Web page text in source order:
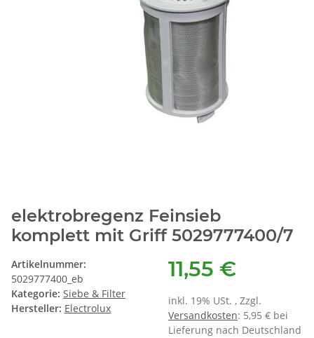
elektrobregenz Feinsieb
komplett mit Griff 5029777400/7
Artikelnummer:
5029777400_eb
Kategorie: Siebe & Filter
Hersteller: Electrolux
11,55 €
inkl. 19% USt. , Zzgl.
Versandkosten: 5,95 € bei
Lieferung nach Deutschland